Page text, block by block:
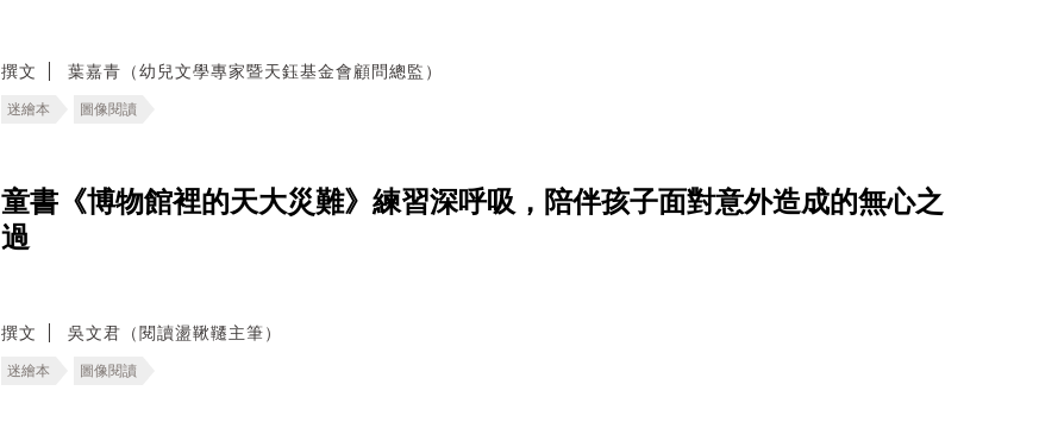
撰文 葉嘉青（幼兒文學專家暨天鈺基金會顧問總監）
迷繪本 圖像閱讀
童書《博物館裡的天大災難》練習深呼吸，陪伴孩子面對意外造成的無心之
過
撰文 吳文君（閱讀盪鞦韆主筆）
迷繪本 圖像閱讀